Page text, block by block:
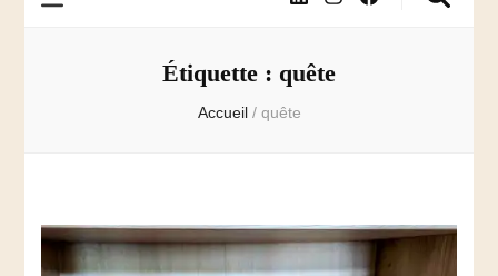
Étiquette : quête
Accueil / quête